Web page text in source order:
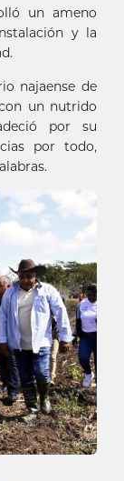
un ameno
y la
najaense de
un nutrido
por su
por todo,